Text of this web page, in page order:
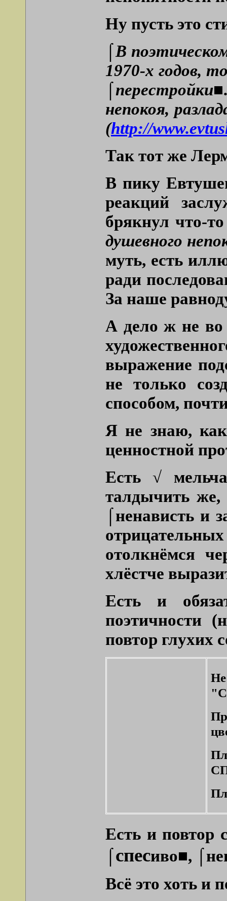
Ну пусть это
⌠В
1970-х годов,
непокоя,
(http://
Так тот же
В пику
реакций
брякнул что-
душевного
муть, есть
ради
За наше
А дело ж не во
выражение
не только
способом,
Я не знаю,
ценностной
Есть √
талдычить
⌠ненависть и
отолкнёмся
хлёстче
Есть и
поэтичности
повтор
Есть и повтор
⌠спесиво■,
Всё это хоть и